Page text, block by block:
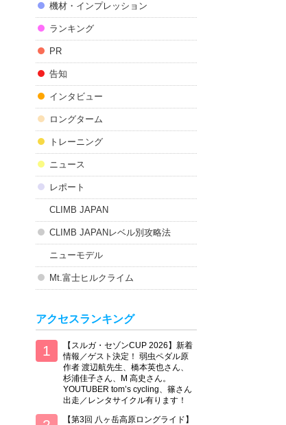
機材・インプレッション
ランキング
PR
告知
インタビュー
ロングターム
トレーニング
ニュース
レポート
CLIMB JAPAN
CLIMB JAPANレベル別攻略法
ニューモデル
Mt.富士ヒルクライム
アクセスランキング
【スルガ・セゾンCUP 2026】新着
情報／ゲスト決定！ 弱虫ペダル原
作者 渡辺航先生、橋本英也さん、
杉浦佳子さん、M 高史さん。
YOUTUBER tom’s cycling、篠さん
出走／レンタサイクル有ります！
【第3回 八ヶ岳高原ロングライド】